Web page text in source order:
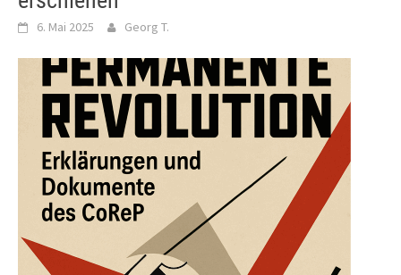
6. Mai 2025 Georg T.